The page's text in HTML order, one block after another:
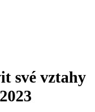
své vztahy